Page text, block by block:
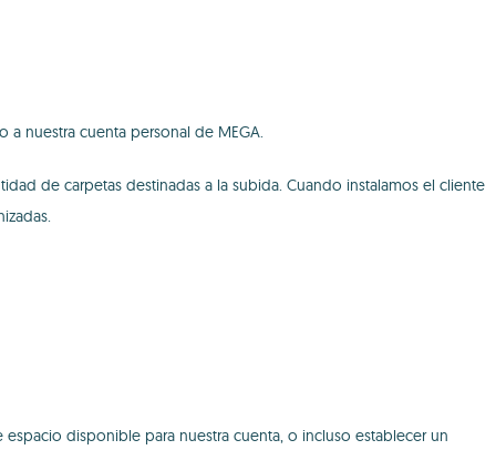
nuestra cuenta personal de MEGA.
de carpetas destinadas a la subida. Cuando instalamos el cliente
disponible para nuestra cuenta, o incluso establecer un